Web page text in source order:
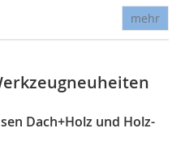
mehr
Dach+Holz und Holz-